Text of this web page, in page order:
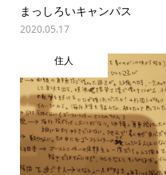
まっしろいキャンパス
2020.05.17
住人